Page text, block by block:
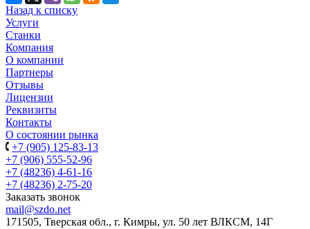
Назад к списку
Услуги
Станки
Компания
О компании
Партнеры
Отзывы
Лицензии
Реквизиты
Контакты
О состоянии рынка
+7 (905) 125-83-13
+7 (906) 555-52-96
+7 (48236) 4-61-16
+7 (48236) 2-75-20
Заказать звонок
mail@szdo.net
171505, Тверская обл., г. Кимры, ул. 50 лет ВЛКСМ, 14Г